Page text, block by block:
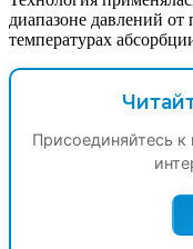
диапазоне давлений
температурах
Присоединяйтесь к